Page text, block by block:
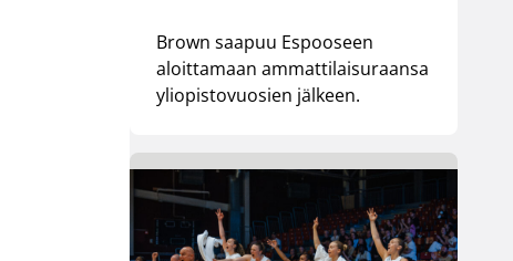
Brown saapuu Espooseen
aloittamaan ammattilaisuraansa
yliopistovuosien jälkeen.